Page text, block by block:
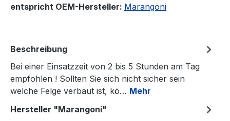
entspricht OEM-Hersteller: Marangoni
Beschreibung
Bei einer Einsatzzeit von 2 bis 5 Stunden am Tag
empfohlen ! Sollten Sie sich nicht sicher sein
welche Felge verbaut ist, kö… Mehr
Hersteller "Marangoni"